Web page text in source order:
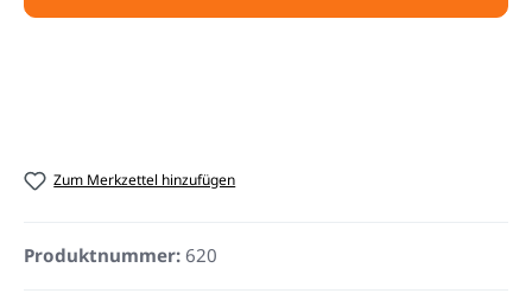
Zum Merkzettel hinzufügen
Produktnummer: 620